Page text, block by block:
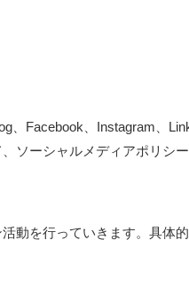
、Facebook、Instagram、
ソーシャルメディアポリシー
動を行っていきます。具体